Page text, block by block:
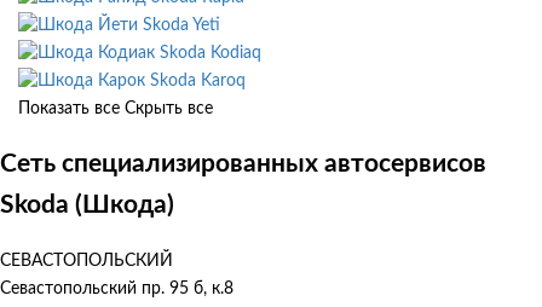
Skoda Yeti
Skoda Kodiaq
Skoda Karoq
Показать все Скрыть все
Сеть специализированных автосервисов
Skoda (Шкода)
СЕВАСТОПОЛЬСКИЙ
Севастопольский пр. 95 б, к.8